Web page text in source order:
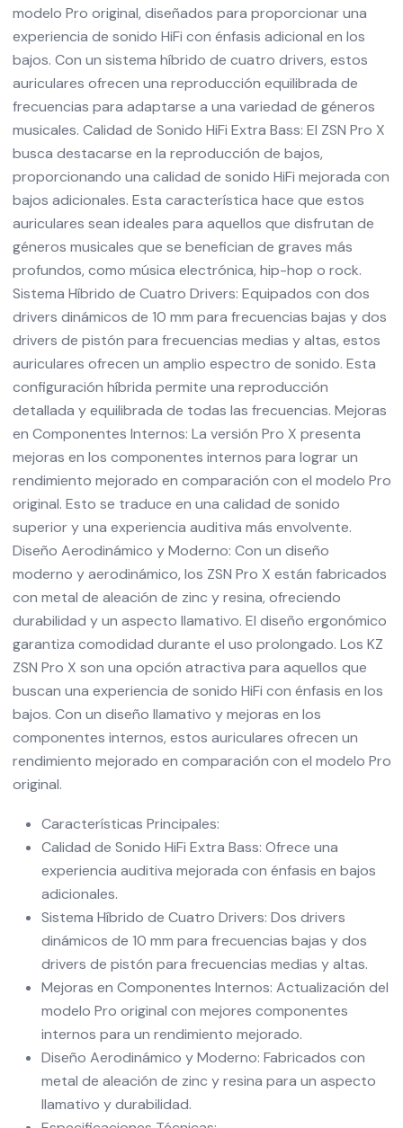
modelo Pro original, diseñados para proporcionar una
experiencia de sonido HiFi con énfasis adicional en los
bajos. Con un sistema híbrido de cuatro drivers, estos
auriculares ofrecen una reproducción equilibrada de
frecuencias para adaptarse a una variedad de géneros
musicales. Calidad de Sonido HiFi Extra Bass: El ZSN Pro X
busca destacarse en la reproducción de bajos,
proporcionando una calidad de sonido HiFi mejorada con
bajos adicionales. Esta característica hace que estos
auriculares sean ideales para aquellos que disfrutan de
géneros musicales que se benefician de graves más
profundos, como música electrónica, hip-hop o rock.
Sistema Híbrido de Cuatro Drivers: Equipados con dos
drivers dinámicos de 10 mm para frecuencias bajas y dos
drivers de pistón para frecuencias medias y altas, estos
auriculares ofrecen un amplio espectro de sonido. Esta
configuración híbrida permite una reproducción
detallada y equilibrada de todas las frecuencias. Mejoras
en Componentes Internos: La versión Pro X presenta
mejoras en los componentes internos para lograr un
rendimiento mejorado en comparación con el modelo Pro
original. Esto se traduce en una calidad de sonido
superior y una experiencia auditiva más envolvente.
Diseño Aerodinámico y Moderno: Con un diseño
moderno y aerodinámico, los ZSN Pro X están fabricados
con metal de aleación de zinc y resina, ofreciendo
durabilidad y un aspecto llamativo. El diseño ergonómico
garantiza comodidad durante el uso prolongado. Los KZ
ZSN Pro X son una opción atractiva para aquellos que
buscan una experiencia de sonido HiFi con énfasis en los
bajos. Con un diseño llamativo y mejoras en los
componentes internos, estos auriculares ofrecen un
rendimiento mejorado en comparación con el modelo Pro
original.
Características Principales:
Calidad de Sonido HiFi Extra Bass: Ofrece una
experiencia auditiva mejorada con énfasis en bajos
adicionales.
Sistema Híbrido de Cuatro Drivers: Dos drivers
dinámicos de 10 mm para frecuencias bajas y dos
drivers de pistón para frecuencias medias y altas.
Mejoras en Componentes Internos: Actualización del
modelo Pro original con mejores componentes
internos para un rendimiento mejorado.
Diseño Aerodinámico y Moderno: Fabricados con
metal de aleación de zinc y resina para un aspecto
llamativo y durabilidad.